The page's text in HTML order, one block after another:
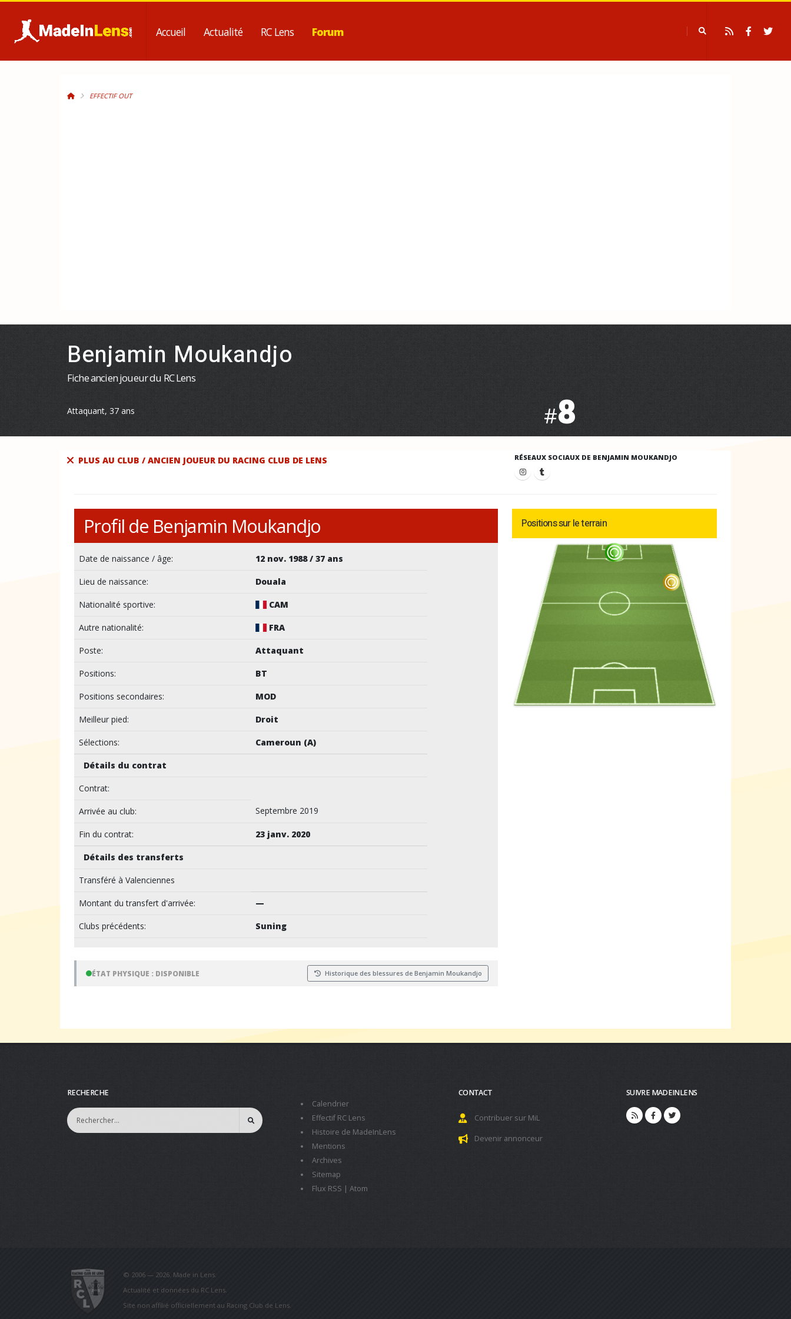
Accueil Actualité RC Lens Forum
EFFECTIF OUT
Benjamin Moukandjo
Fiche ancien joueur du RC Lens
Attaquant, 37 ans #8
PLUS AU CLUB / ANCIEN JOUEUR DU RACING CLUB DE LENS RÉSEAUX SOCIAUX DE BENJAMIN MOUKANDJO
Profil de Benjamin Moukandjo
Date de naissance / âge: 12 nov. 1988 / 37 ans
Lieu de naissance: Douala
Nationalité sportive: CAM
Autre nationalité: FRA
Poste: Attaquant
Positions: BT
Positions secondaires: MOD
Meilleur pied: Droit
Sélections: Cameroun (A)
Détails du contrat
Contrat:
Arrivée au club: Septembre 2019
Fin du contrat: 23 janv. 2020
Détails des transferts
Transféré à Valenciennes
Montant du transfert d'arrivée: —
Clubs précédents: Suning
ÉTAT PHYSIQUE : DISPONIBLE Historique des blessures de Benjamin Moukandjo
Positions sur le terrain
RECHERCHE
Calendrier
Effectif RC Lens
Histoire de MadeInLens
Mentions
Archives
Sitemap
Flux RSS | Atom
CONTACT
Contribuer sur MiL
Devenir annonceur
SUIVRE MADEINLENS
© 2006 — 2026. Made in Lens.
Actualité et données du RC Lens.
Site non affilié officiellement au Racing Club de Lens.